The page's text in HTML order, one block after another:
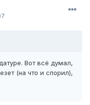
Вот всё думал,
(на что и спорил),